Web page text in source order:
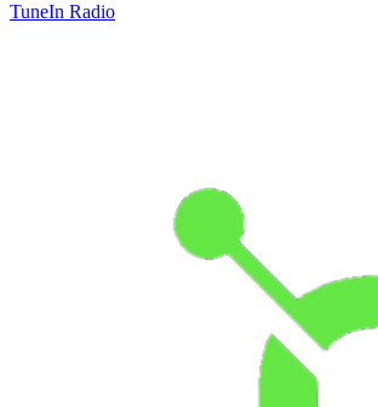
TuneIn Radio